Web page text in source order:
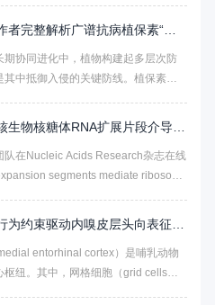
的相互作用模式，已逐渐成为现代计
式。然而，长期以来DDI与DTI的预测
计上的内在联系。
楚。
者完整解析广谱抗病植保素“德
期协同进化中，植物构建起多层次防
其中抵御入侵的关键防线。植保素是
体，是植物化学防御的核心物质。
，严重限制其在作物抗病中的应用。
生物核糖体RNA扩展片段介导核
队在Nucleic Acids Research杂志在线
segments mediate ribosome
电子断层扫描成像（cryo-ET）技术，
通过rRNA扩展片段形成二聚体的分
程是一种保守的应激响应，参与翻译
为约束驱动内嗅皮层头向表征重
entorhinal cortex）是哺乳动物
枢纽。其中，网格细胞（grid cells）